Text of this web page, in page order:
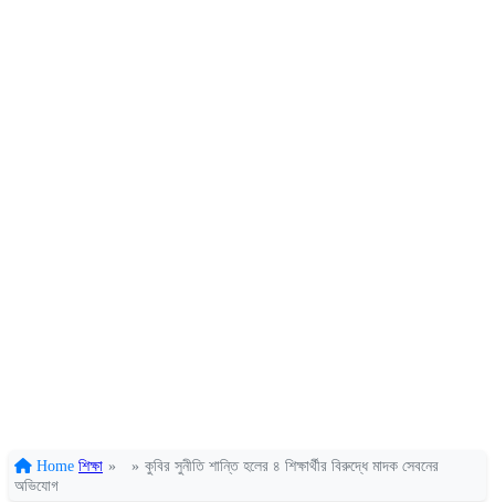
Home শিক্ষা » » কুবির সুনীতি শান্তি হলের ৪ শিক্ষার্থীর বিরুদ্ধে মাদক সেবনের
অভিযোগ